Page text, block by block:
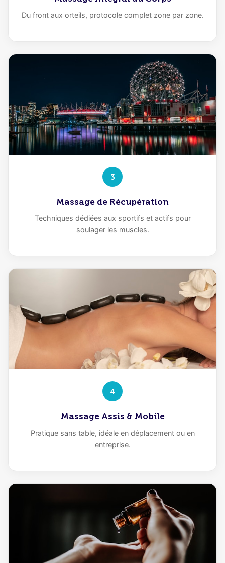
Du front aux orteils, protocole complet zone par zone.
3
Massage de Récupération
Techniques dédiées aux sportifs et actifs pour
soulager les muscles.
4
Massage Assis & Mobile
Pratique sans table, idéale en déplacement ou en
entreprise.